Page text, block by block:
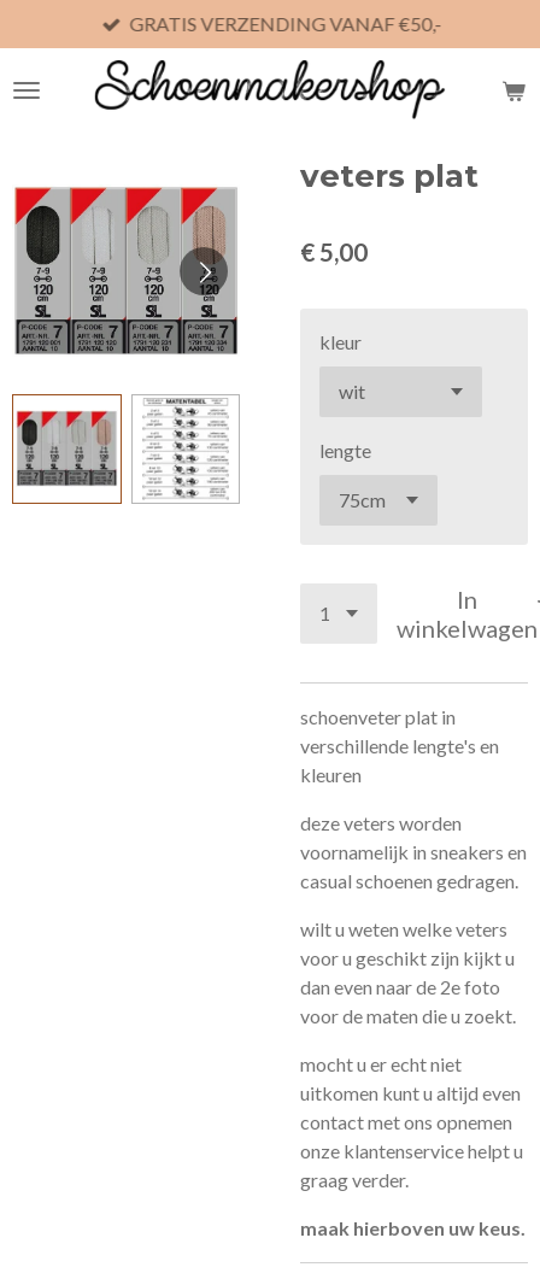
direct
naar
GRATIS VERZENDING VANAF €50,-
veters plat
€ 5,00
kleur
lengte
In
winkelwagen
schoenveter plat in
verschillende lengte's en
kleuren
deze veters worden
voornamelijk in sneakers en
casual schoenen gedragen.
wilt u weten welke veters
voor u geschikt zijn kijkt u
dan even naar de 2e foto
voor de maten die u zoekt.
mocht u er echt niet
uitkomen kunt u altijd even
contact met ons opnemen
onze klantenservice helpt u
graag verder.
maak hierboven uw keus.